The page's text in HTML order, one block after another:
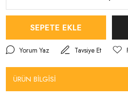
SEPETE EKLE
Yorum Yaz Tavsiye Et
ÜRÜN BİLGİSİ